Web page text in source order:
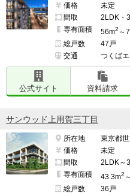
価格
未定
間取
2LDK・
専有面積
56m2 ～
総戸数
47戸
交通
つくば
公式サイト 資料請求
サンウッド上用賀三丁目
所在地
東京都
価格
未定
間取
2LDK～
専有面積
43.3m2
総戸数
36戸